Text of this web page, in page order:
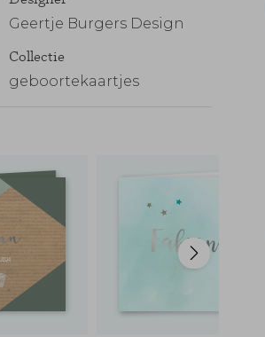
Geertje Burgers Design
Collectie
geboortekaartjes